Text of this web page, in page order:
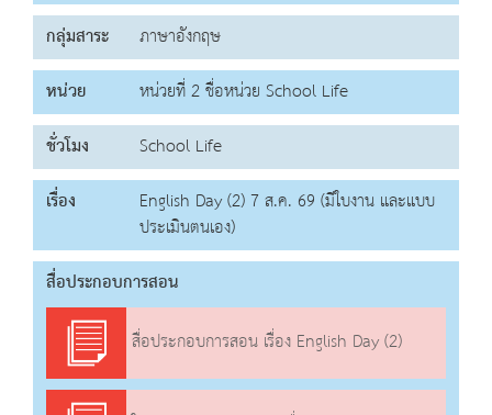
กลุ่มสาระ
ภาษาอังกฤษ
หน่วย
หน่วยที่ 2 ชื่อหน่วย School Life
ชั่วโมง
School Life
เรื่อง
English Day (2) 7 ส.ค. 69 (มีใบงาน และแบบ
ประเมินตนเอง)
สื่อประกอบการสอน
สื่อประกอบการสอน เรื่อง English Day (2)